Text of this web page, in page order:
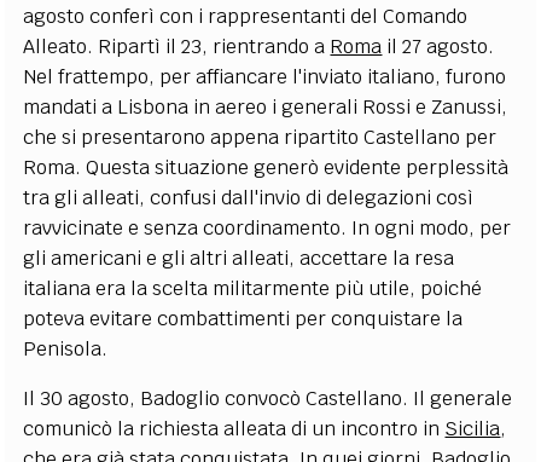
agosto conferì con i rappresentanti del Comando
Alleato. Ripartì il 23, rientrando a Roma il 27 agosto.
Nel frattempo, per affiancare l'inviato italiano, furono
mandati a Lisbona in aereo i generali Rossi e Zanussi,
che si presentarono appena ripartito Castellano per
Roma. Questa situazione generò evidente perplessità
tra gli alleati, confusi dall'invio di delegazioni così
ravvicinate e senza coordinamento. In ogni modo, per
gli americani e gli altri alleati, accettare la resa
italiana era la scelta militarmente più utile, poiché
poteva evitare combattimenti per conquistare la
Penisola.
Il 30 agosto, Badoglio convocò Castellano. Il generale
comunicò la richiesta alleata di un incontro in Sicilia,